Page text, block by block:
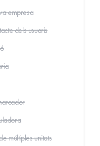
empresa
dels usuaris
múltiples unitats